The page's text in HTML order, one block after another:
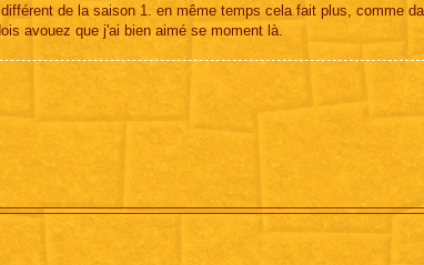
de la saison 1. en même temps cela fait plus, comme
avouez que j'ai bien aimé se moment là.